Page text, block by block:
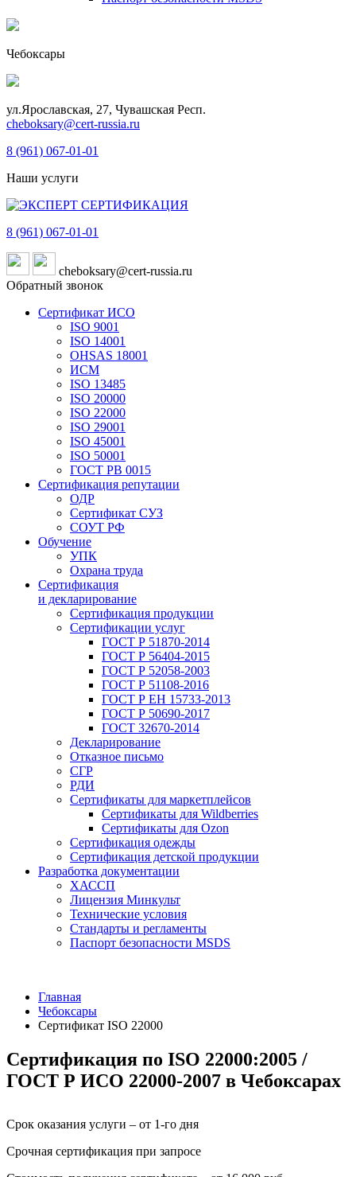
Чебоксары
ул.Ярославская, 27, Чувашская Респ.
cheboksary@cert-russia.ru
8 (961) 067-01-01
Наши услуги
8 (961) 067-01-01
cheboksary@cert-russia.ru
Обратный звонок
Сертификат ИСО
ISO 9001
ISO 14001
OHSAS 18001
ИСМ
ISO 13485
ISO 20000
ISO 22000
ISO 29001
ISO 45001
ISO 50001
ГОСТ РВ 0015
Сертификация репутации
ОДР
Сертификат СУЗ
СОУТ РФ
Обучение
УПК
Охрана труда
Сертификация
и декларирование
Сертификация продукции
Сертификации услуг
ГОСТ Р 51870-2014
ГОСТ Р 56404-2015
ГОСТ Р 52058-2003
ГОСТ Р 51108-2016
ГОСТ Р ЕН 15733-2013
ГОСТ Р 50690-2017
ГОСТ 32670-2014
Декларирование
Отказное письмо
СГР
РДИ
Сертификаты для маркетплейсов
Сертификаты для Wildberries
Сертификаты для Ozon
Сертификация одежды
Сертификация детской продукции
Разработка документации
ХАССП
Лицензия Минкульт
Технические условия
Стандарты и регламенты
Паспорт безопасности MSDS
Главная
Чебоксары
Сертификат ISO 22000
Сертификация по ISO 22000:2005 /
ГОСТ Р ИСО 22000-2007 в Чебоксарах
Срок оказания услуги – от 1-го дня
Срочная сертификация при запросе